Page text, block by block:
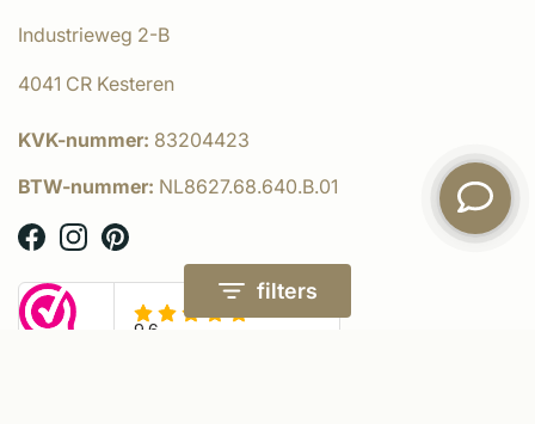
filters
Industrieweg 2-B
4041 CR Kesteren
KVK-nummer: 83204423
BTW-nummer: NL8627.68.640.B.01